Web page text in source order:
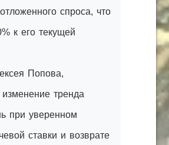
спроса, что
к его текущей
Попова,
тренда
при уверенном
ставки и возврате